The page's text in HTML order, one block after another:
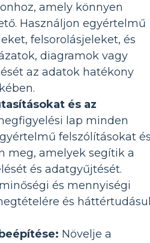
amely könnyen
Használjon egyértelmű
felsorolásjeleket, és
diagramok vagy
az adatok hatékony
és az
lap minden
felszólításokat
meg, amelyek segítik a
és adatgyűjtését.
és mennyiségi
és
Növelje a